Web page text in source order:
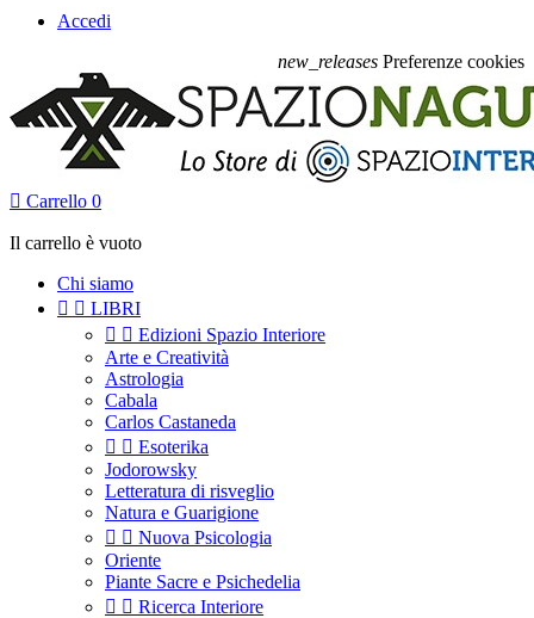
Accedi
new_releases Preferenze cookies
 Carrello 0
Il carrello è vuoto
Chi siamo
  LIBRI
  Edizioni Spazio Interiore
Arte e Creatività
Astrologia
Cabala
Carlos Castaneda
  Esoterika
Jodorowsky
Letteratura di risveglio
Natura e Guarigione
  Nuova Psicologia
Oriente
Piante Sacre e Psichedelia
  Ricerca Interiore